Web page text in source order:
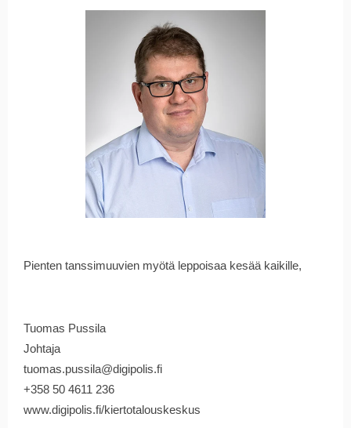
Pienten tanssimuuvien myötä leppoisaa kesää kaikille,
Tuomas Pussila
Johtaja
tuomas.pussila@digipolis.fi
+358 50 4611 236
www.digipolis.fi/kiertotalouskeskus